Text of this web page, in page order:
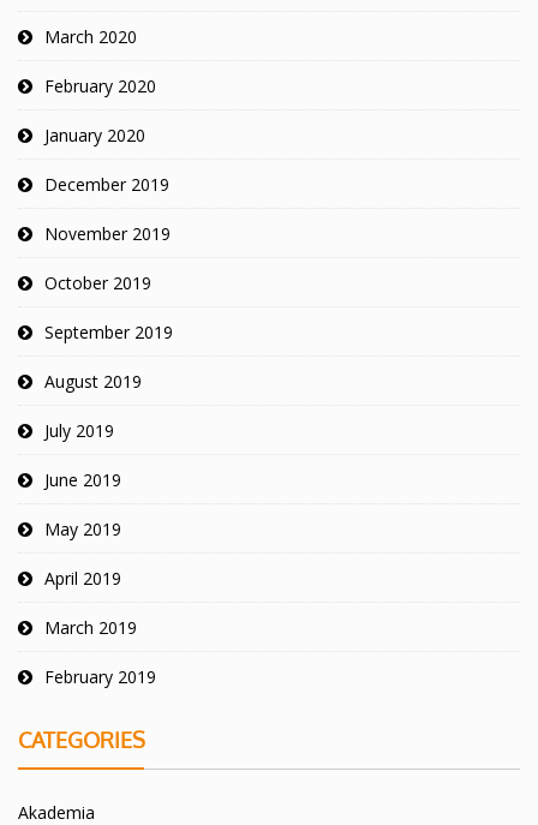
March 2020
February 2020
January 2020
December 2019
November 2019
October 2019
September 2019
August 2019
July 2019
June 2019
May 2019
April 2019
March 2019
February 2019
CATEGORIES
Akademia